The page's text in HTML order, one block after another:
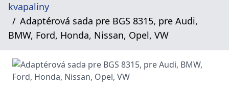
kvapaliny
Adaptérová sada pre BGS 8315, pre Audi,
BMW, Ford, Honda, Nissan, Opel, VW